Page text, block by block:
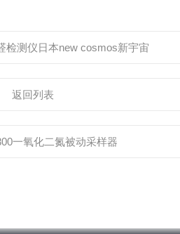
检测仪日本new cosmos新宇宙
返回列表
一氧化二氮被动采样器